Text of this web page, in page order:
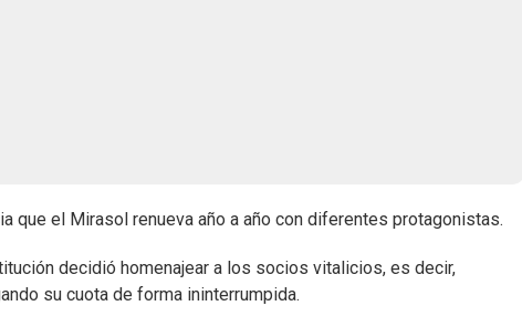
que el Mirasol renueva año a año con diferentes protagonistas.
decidió homenajear a los socios vitalicios, es decir,
su cuota de forma ininterrumpida.